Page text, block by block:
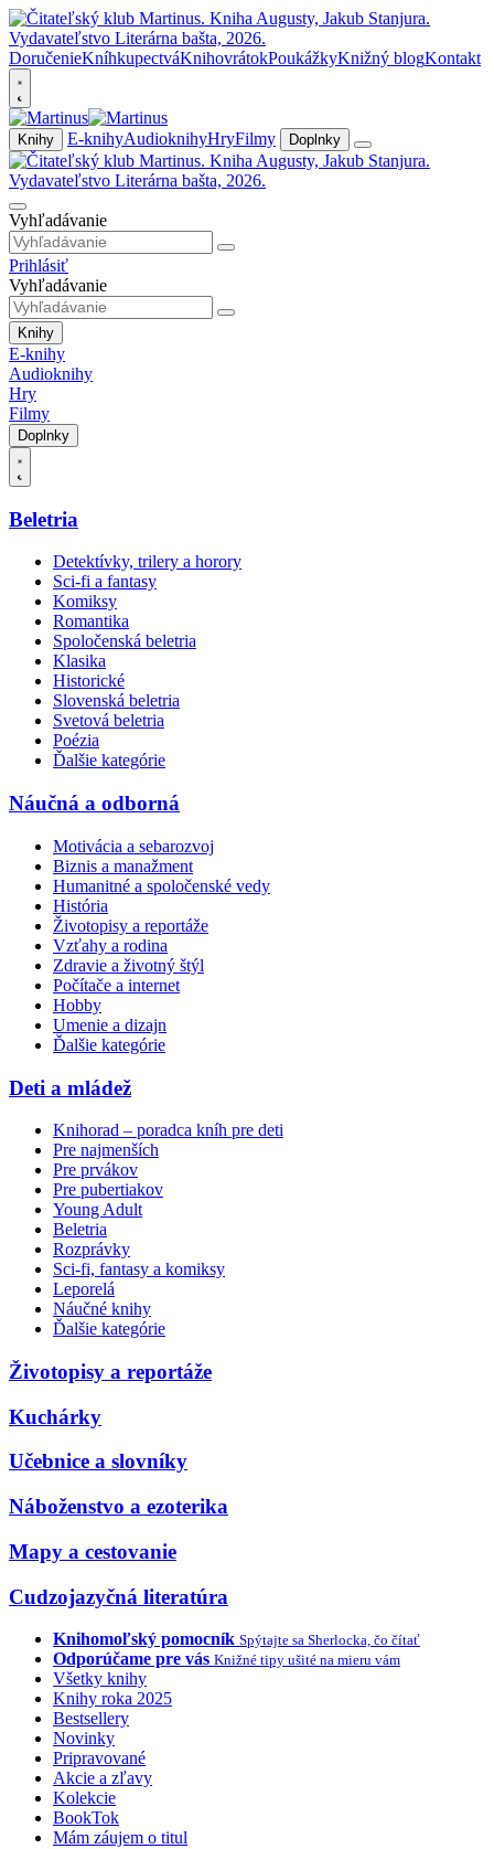
DoručenieKníhkupectváKnihovrátokPoukážkyKnižný blogKontakt
Knihy E-knihyAudioknihyHryFilmy Doplnky
Vyhľadávanie
Prihlásiť
Vyhľadávanie
Knihy
E-knihy
Audioknihy
Hry
Filmy
Doplnky
Beletria
Detektívky, trilery a horory
Sci-fi a fantasy
Komiksy
Romantika
Spoločenská beletria
Klasika
Historické
Slovenská beletria
Svetová beletria
Poézia
Ďalšie kategórie
Náučná a odborná
Motivácia a sebarozvoj
Biznis a manažment
Humanitné a spoločenské vedy
História
Životopisy a reportáže
Vzťahy a rodina
Zdravie a životný štýl
Počítače a internet
Hobby
Umenie a dizajn
Ďalšie kategórie
Deti a mládež
Knihorad – poradca kníh pre deti
Pre najmenších
Pre prvákov
Pre pubertiakov
Young Adult
Beletria
Rozprávky
Sci-fi, fantasy a komiksy
Leporelá
Náučné knihy
Ďalšie kategórie
Životopisy a reportáže
Kuchárky
Učebnice a slovníky
Náboženstvo a ezoterika
Mapy a cestovanie
Cudzojazyčná literatúra
Knihomoľský pomocník Spýtajte sa Sherlocka, čo čítať
Odporúčame pre vás Knižné tipy ušité na mieru vám
Všetky knihy
Knihy roka 2025
Bestsellery
Novinky
Pripravované
Akcie a zľavy
Kolekcie
BookTok
Mám záujem o titul